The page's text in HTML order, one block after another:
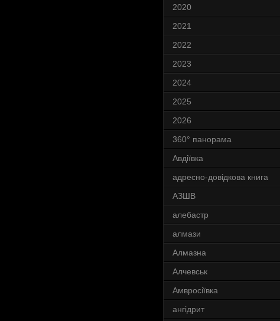
2020
2021
2022
2023
2024
2025
2026
360° панорама
Авдіївка
адресно-довідкова книга
АЗШВ
алебастр
алмази
Алмазна
Алчевськ
Амвросіївка
ангідрит